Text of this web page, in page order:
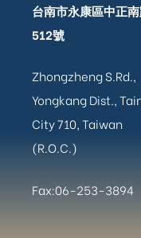
台南市永康區中正
512號
Zhongzheng S.Rd.,
Yongkang Dist.,
City 710, Taiwan
(R.O.C.)
Fax:06-253-3894